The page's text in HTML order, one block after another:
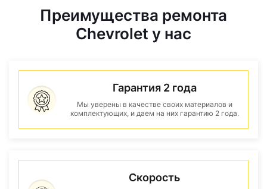
Преимущества ремонта
Chevrolet у нас
Гарантия 2 года
Мы уверены в качестве своих материалов и
комплектующих, и даем на них гарантию 2 года.
Скорость